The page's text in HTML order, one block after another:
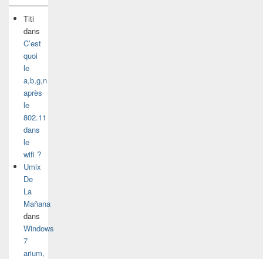
Titi
dans
C’est
quoi
le
a,b,g,n
après
le
802.11
dans
le
wifi ?
Umix
De
La
Mañana
dans
Windows
7
arium,